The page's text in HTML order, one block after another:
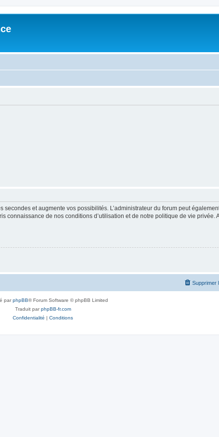
et augmente vos possibilités. L’administrateur du forum peut
connaissance de nos conditions d’utilisation et de notre politique de vie privée.
Supprimer
parphpBB® Forum Software © phpBB Limited
Traduit parphpBB-fr.com
Confidentialité | Conditions